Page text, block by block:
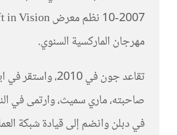
مهرجان الماركسية السنوي.
تقاعد جون في 2010،
صاحبته، ماري سميث، وارتمى في
في دبلن وانضم إلى قيادة شبكة